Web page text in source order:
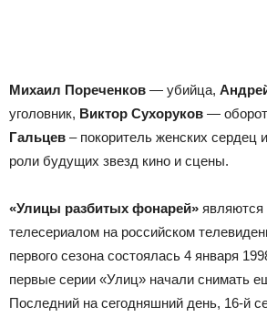
Михаил Пореченков — убийца,
уголовник, Виктор Сухоруков —
Гальцев – покоритель женских сердец
роли будущих звезд кино и сцены.
«Улицы разбитых фонарей»
телесериалом на российском
первого сезона состоялась 4 января
первые серии «Улиц» начали снимать
Последний на сегодняшний день, 16-й